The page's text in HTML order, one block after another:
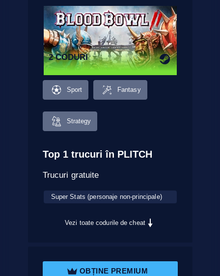
2 CODURI
Sport Fantasy
Strategy
Top 1 trucuri în PLITCH
Trucuri gratuite
Super Stats (personaje non-principale)
Vezi toate codurile de cheat
OBȚINE PREMIUM